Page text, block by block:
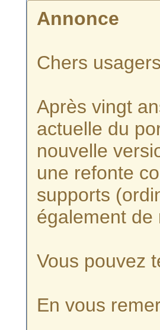
Annonce
Chers
Après vingt
actuelle du
nouvelle
une refonte
supports
également de
Vous pouvez
En vous